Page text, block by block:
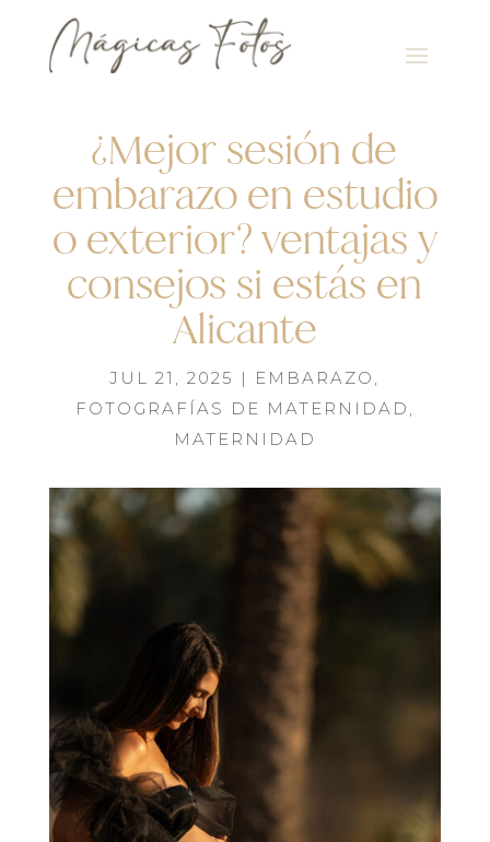
¿Mejor sesión de
embarazo en estudio
o exterior? ventajas y
consejos si estás en
Alicante
JUL 21, 2025 | EMBARAZO ,
FOTOGRAFÍAS DE MATERNIDAD ,
MATERNIDAD